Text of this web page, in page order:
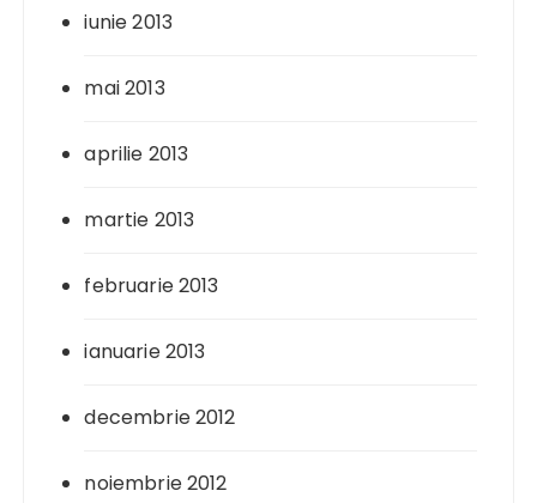
iunie 2013
mai 2013
aprilie 2013
martie 2013
februarie 2013
ianuarie 2013
decembrie 2012
noiembrie 2012